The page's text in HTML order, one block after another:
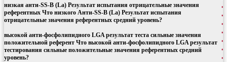
низкая анти-SS-B (La) Результат испытания отрицательные значения
референтных Что низкого Анти-SS-B (La) Результат испытания
отрицательные значения референтных средний уровень?
высокой анти-фосфолипидного LGA результат теста сильные значения
положительной референт Что высокой анти-фосфолипидного LGA результат
тестирования сильные положительные значения референтных средний
уровень?